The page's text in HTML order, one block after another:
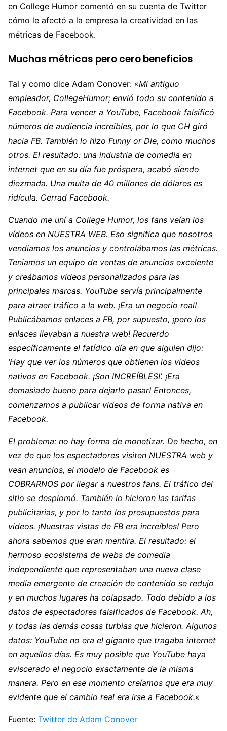
en College Humor comentó en su cuenta de Twitter
cómo le afectó a la empresa la creatividad en las
métricas de Facebook.
Muchas métricas pero cero beneficios
Tal y como dice Adam Conover: «Mi antiguo
empleador, CollegeHumor; envió todo su contenido a
Facebook. Para vencer a YouTube, Facebook falsificó
números de audiencia increíbles, por lo que CH giró
hacia FB. También lo hizo Funny or Die, como muchos
otros. El resultado: una industria de comedia en
internet que en su día fue próspera, acabó siendo
diezmada. Una multa de 40 millones de dólares es
ridícula. Cerrad Facebook.
Cuando me uní a College Humor, los fans veían los
vídeos en NUESTRA WEB. Eso significa que nosotros
vendíamos los anuncios y controlábamos las métricas.
Teníamos un equipo de ventas de anuncios excelente
y creábamos videos personalizados para las
principales marcas. YouTube servía principalmente
para atraer tráfico a la web. ¡Era un negocio real!
Publicábamos enlaces a FB, por supuesto, ¡pero los
enlaces llevaban a nuestra web! Recuerdo
específicamente el fatídico día en que alguien dijo:
‘Hay que ver los números que obtienen los videos
nativos en Facebook. ¡Son INCREÍBLES!’. ¡Era
demasiado bueno para dejarlo pasar! Entonces,
comenzamos a publicar videos de forma nativa en
Facebook.
El problema: no hay forma de monetizar. De hecho, en
vez de que los espectadores visiten NUESTRA web y
vean anuncios, el modelo de Facebook es
COBRARNOS por llegar a nuestros fans. El tráfico del
sitio se desplomó. También lo hicieron las tarifas
publicitarias, y por lo tanto los presupuestos para
vídeos. ¡Nuestras vistas de FB era increíbles! Pero
ahora sabemos que eran mentira. El resultado: el
hermoso ecosistema de webs de comedia
independiente que representaban una nueva clase
media emergente de creación de contenido se redujo
y en muchos lugares ha colapsado. Todo debido a los
datos de espectadores falsificados de Facebook. Ah,
y todas las demás cosas turbias que hicieron. Algunos
datos: YouTube no era el gigante que tragaba internet
en aquellos días. Es muy posible que YouTube haya
eviscerado el negocio exactamente de la misma
manera. Pero en ese momento creíamos que era muy
evidente que el cambio real era irse a Facebook.«
Fuente: Twitter de Adam Conover